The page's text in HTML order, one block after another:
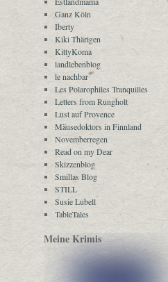
Ganz Köln
Iberty
Kiki Thärigen
KittyKoma
landlebenblog
le nachbar
Les Polarophiles Tranquilles
Letters from Rungholt
Lust auf Provence
Mäusedoktors in Finnland
Novemberregen
Read on my Dear
Skizzenblog
Smillas Blog
STILL
Susie Lubell
TableTales
Meine Krimis